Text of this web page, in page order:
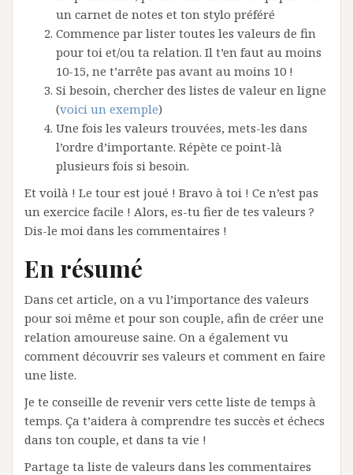
un carnet de notes et ton stylo préféré
Commence par lister toutes les valeurs de fin
pour toi et/ou ta relation. Il t’en faut au moins
10-15, ne t’arrête pas avant au moins 10 !
Si besoin, chercher des listes de valeur en ligne
(voici un exemple)
Une fois les valeurs trouvées, mets-les dans
l’ordre d’importante. Répète ce point-là
plusieurs fois si besoin.
Et voilà ! Le tour est joué ! Bravo à toi ! Ce n’est pas
un exercice facile ! Alors, es-tu fier de tes valeurs ?
Dis-le moi dans les commentaires !
En résumé
Dans cet article, on a vu l’importance des valeurs
pour soi même et pour son couple, afin de créer une
relation amoureuse saine. On a également vu
comment découvrir ses valeurs et comment en faire
une liste.
Je te conseille de revenir vers cette liste de temps à
temps. Ça t’aidera à comprendre tes succès et échecs
dans ton couple, et dans ta vie !
Partage ta liste de valeurs dans les commentaires